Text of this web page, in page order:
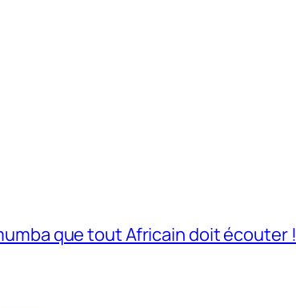
que tout Africain doit écouter !